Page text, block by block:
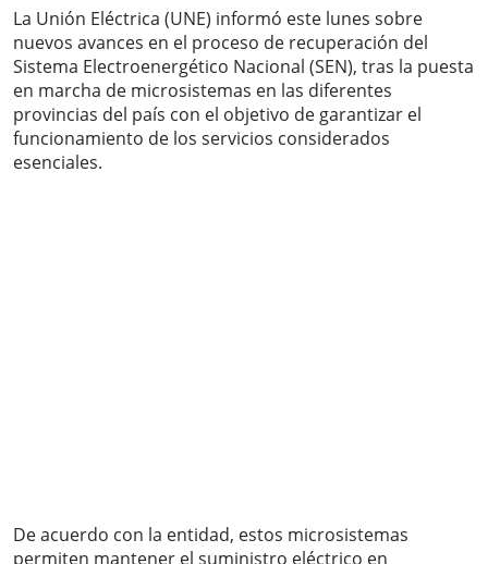
La Unión Eléctrica (UNE) informó este lunes sobre
nuevos avances en el proceso de recuperación del
Sistema Electroenergético Nacional (SEN), tras la puesta
en marcha de microsistemas en las diferentes
provincias del país con el objetivo de garantizar el
funcionamiento de los servicios considerados
esenciales.
De acuerdo con la entidad, estos microsistemas
permiten mantener el suministro eléctrico en